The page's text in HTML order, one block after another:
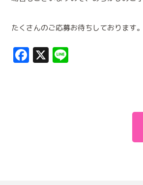
たくさんのご応募お待ちしております。
Facebook
X Line